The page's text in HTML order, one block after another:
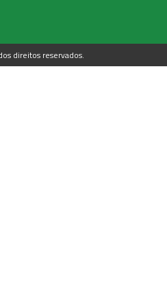
direitos reservados.